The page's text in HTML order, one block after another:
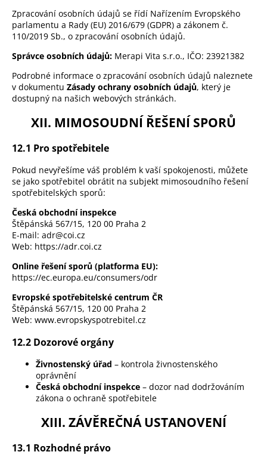
Zpracování osobních údajů se řídí Nařízením Evropského
parlamentu a Rady (EU) 2016/679 (GDPR) a zákonem č.
110/2019 Sb., o zpracování osobních údajů.
Správce osobních údajů: Merapi Vita s.r.o., IČO: 23921382
Podrobné informace o zpracování osobních údajů naleznete
v dokumentu Zásady ochrany osobních údajů, který je
dostupný na našich webových stránkách.
XII. MIMOSOUDNÍ ŘEŠENÍ SPORŮ
12.1 Pro spotřebitele
Pokud nevyřešíme váš problém k vaší spokojenosti, můžete
se jako spotřebitel obrátit na subjekt mimosoudního řešení
spotřebitelských sporů:
Česká obchodní inspekce
Štěpánská 567/15, 120 00 Praha 2
E-mail: adr@coi.cz
Web: https://adr.coi.cz
Online řešení sporů (platforma EU):
https://ec.europa.eu/consumers/odr
Evropské spotřebitelské centrum ČR
Štěpánská 567/15, 120 00 Praha 2
Web: www.evropskyspotrebitel.cz
12.2 Dozorové orgány
Živnostenský úřad – kontrola živnostenského
oprávnění
Česká obchodní inspekce – dozor nad dodržováním
zákona o ochraně spotřebitele
XIII. ZÁVĚREČNÁ USTANOVENÍ
13.1 Rozhodné právo